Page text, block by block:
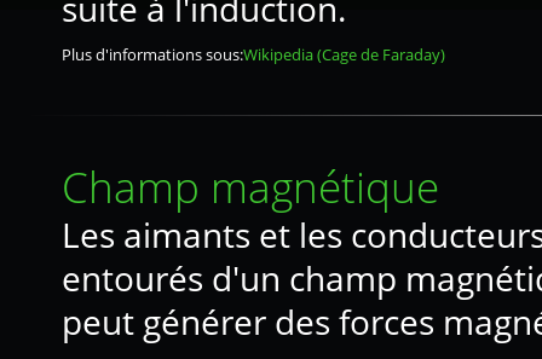
Plus d'informations sous:Wikipedia (Cage de Faraday)
Champ magnétique
Les aimants et les
entourés d'un champ
peut générer des forces